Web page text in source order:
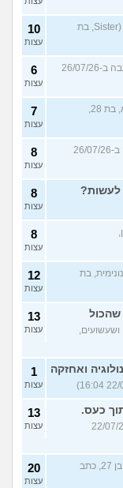
(Sister, בת
10
עצות
(נערה, בת 16, כתבה ב-26/07/26
6
עצות
7
עצות
(.., בת 21, כתבה ב-26/07/26
8
עצות
8
עצות
8
עצות
בת
12
עצות
13
עצות
ואחזקה
1
עצות
כעס.
בדוי, בן 40, כתב ב-22/07/26
13
עצות
(עידן, בן 27, כתב
20
עצות